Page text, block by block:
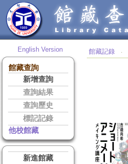
English Version
館藏查詢
新增查詢
查詢結果
查詢歷史
標記記錄
他校館藏
新進館藏
館藏記錄 ‧